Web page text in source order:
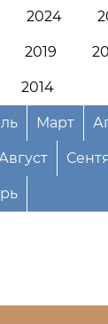
2024
2019
2014
Март
Август